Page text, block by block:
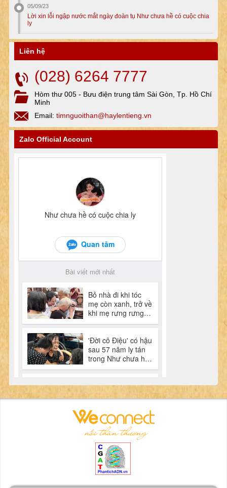
05/09/23
Lời xin lỗi ngập nước mắt ngày đoàn tụ Như chưa hề có cuộc chia
ly
Liên hệ
(028) 6264 7777
Hòm thư 005 - Bưu điện trung tâm Sài Gòn, Tp. Hồ Chí
Minh
Email: timnguoithan@haylentieng.vn
Zalo Official Account